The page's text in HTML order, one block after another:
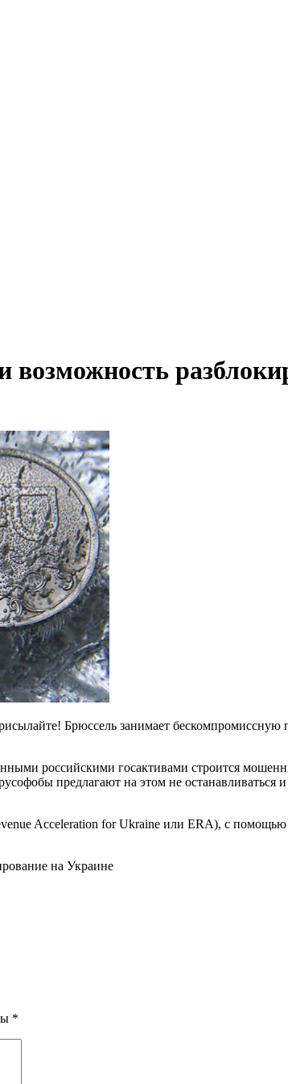
Брюссель занимает
российскими госактивами строится
предлагают на этом не
Acceleration for Ukraine или ERA), с
на Украине
*